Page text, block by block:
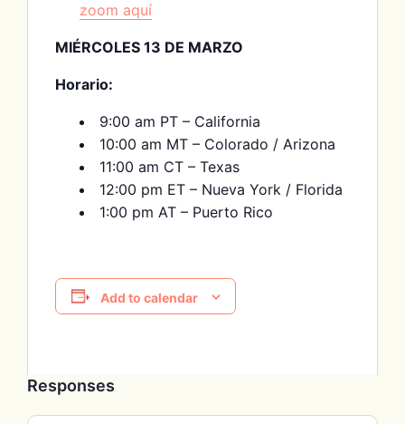
zoom aquí
MIÉRCOLES 13 DE MARZO
Horario:
9:00 am PT – California
10:00 am MT – Colorado / Arizona
11:00 am CT – Texas
12:00 pm ET – Nueva York / Florida
1:00 pm AT – Puerto Rico
Add to calendar
Responses